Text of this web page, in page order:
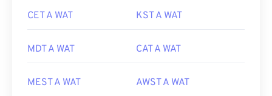
CET A WAT KST A WAT
MDT A WAT CAT A WAT
MEST A WAT AWST A WAT